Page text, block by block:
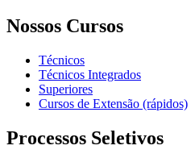
Nossos Cursos
Técnicos
Técnicos Integrados
Superiores
Cursos de Extensão (rápidos)
Processos Seletivos